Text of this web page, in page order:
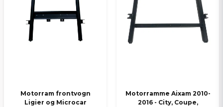
Motorram frontvogn
Ligier og Microcar
Motorramme Aixam 2010-
2016 - City, Coupe,